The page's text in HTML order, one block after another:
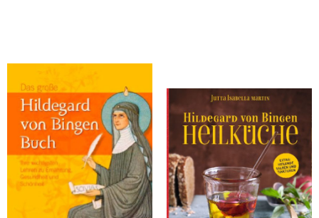
Kluge, Heidelore
Das große Hildegard von Bingen
Buch
MOEWIG, 2009
Martin, Jutta I.
Hildegard von Bingen Heilküche
Trias, 2019
28,00 €